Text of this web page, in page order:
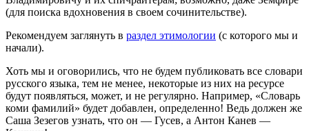
(для поиска вдохновения в своем сочинительстве).
Рекомендуем заглянуть в раздел этимологии (с которого мы и
начали).
Хоть мы и оговорились, что не будем публиковать все словари
русского языка, тем не менее, некоторые из них на ресурсе
будут появляться, может, и не регулярно. Например, «Словарь
коми фамилий» будет добавлен, определенно! Ведь должен же
Саша Зезегов узнать, что он — Гусев, а Антон Канев —